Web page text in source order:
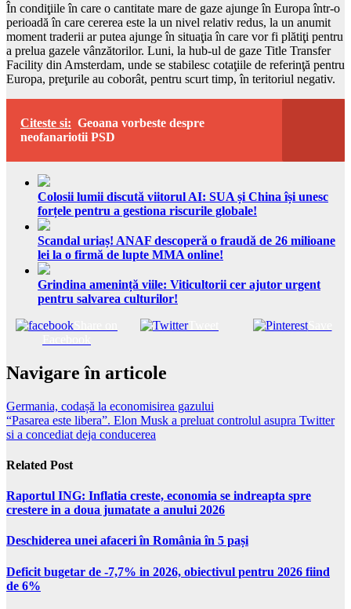
În condiţiile în care o cantitate mare de gaze ajunge în Europa într-o
perioadă în care cererea este la un nivel relativ redus, la un anumit
moment traderii ar putea ajunge în situaţia în care vor fi plătiţi pentru
a prelua gazele vânzătorilor. Luni, la hub-ul de gaze Title Transfer
Facility din Amsterdam, unde se stabilesc cotaţiile de referinţă pentru
Europa, preţurile au coborât, pentru scurt timp, în teritoriul negativ.
Citeste si: Geoana vorbeste despre
neofanariotii PSD
Colosii lumii discută viitorul AI: SUA și China își unesc
forțele pentru a gestiona riscurile globale!
Scandal uriaș! ANAF descoperă o fraudă de 26 milioane
lei la o firmă de lupte MMA online!
Grindina amenință viile: Viticultorii cer ajutor urgent
pentru salvarea culturilor!
Tweet Save
Navigare în articole
Germania, codașă la economisirea gazului
“Pasarea este libera”. Elon Musk a preluat controlul asupra Twitter
si a concediat deja conducerea
Related Post
Raportul ING: Inflatia creste, economia se indreapta spre
crestere in a doua jumatate a anului 2026
Deschiderea unei afaceri în România în 5 pași
Deficit bugetar de -7,7% in 2026, obiectivul pentru 2026 fiind
de 6%